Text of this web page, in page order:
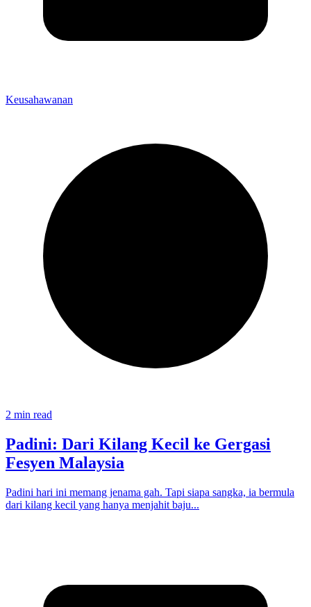
Keusahawanan
2 min read
Padini: Dari Kilang Kecil ke Gergasi
Fesyen Malaysia
Padini hari ini memang jenama gah. Tapi siapa sangka, ia bermula
dari kilang kecil yang hanya menjahit baju...